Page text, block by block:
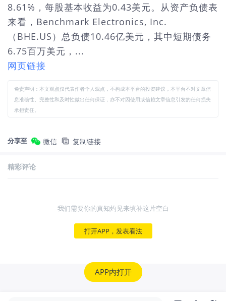
8.61%，每股基本收益为0.43美元。从资产负债表
来看，Benchmark Electronics, Inc.
（BHE.US）总负债10.46亿美元，其中短期债务
6.75百万美元，...
网页链接
免责声明：本文观点仅代表作者个人观点，不构成本平台的投资建议，本平台不对文章信
息准确性、完整性和及时性做出任何保证，亦不对因使用或信赖文章信息引发的任何损失
承担责任。
分享至 微信 复制链接
精彩评论
我们需要你的真知灼见来填补这片空白
打开APP，发表看法
APP内打开